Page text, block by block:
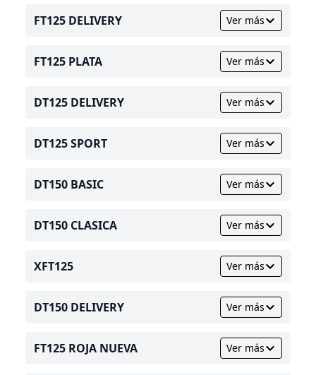
FT125 DELIVERY Ver más
FT125 PLATA Ver más
DT125 DELIVERY Ver más
DT125 SPORT Ver más
DT150 BASIC Ver más
DT150 CLASICA Ver más
XFT125 Ver más
DT150 DELIVERY Ver más
FT125 ROJA NUEVA Ver más